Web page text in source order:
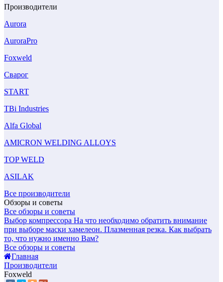
Производители
Aurora
AuroraPro
Foxweld
Сварог
START
TBi Industries
Alfa Global
AMICRON WELDING ALLOYS
TOP WELD
ASILAK
Все производители
Обзоры и советы
Все обзоры и советы
Выбор компрессора На что необходимо обратить внимание
при выборе маски хамелеон. Плазменная резка. Как выбрать
то, что нужно именно Вам?
Все обзоры и советы
Главная
Производители
Foxweld